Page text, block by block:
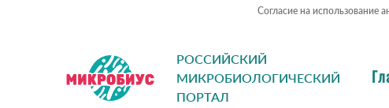
Согласие на использование
РОССИЙСКИЙ
МИКРОБИОЛОГИЧЕСКИЙ
ПОРТАЛ